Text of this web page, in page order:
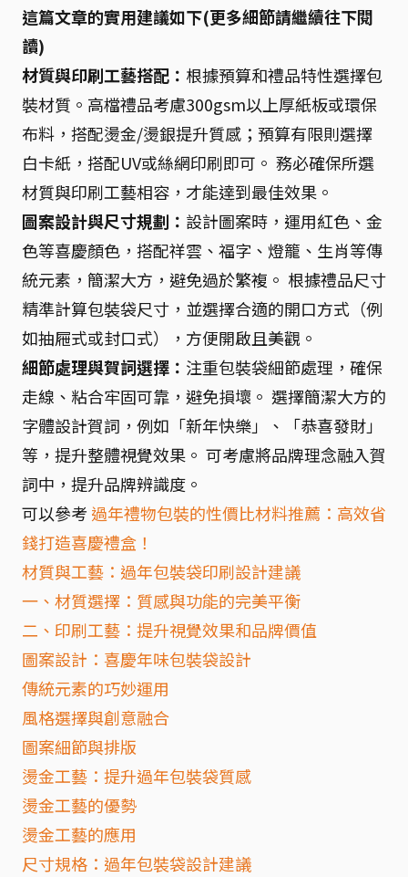
這篇文章的實用建議如下(更多細節請繼續往下閱
讀)
材質與印刷工藝搭配： 根據預算和禮品特性選擇包
裝材質。高檔禮品考慮300gsm以上厚紙板或環保
布料，搭配燙金/燙銀提升質感；預算有限則選擇
白卡紙，搭配UV或絲網印刷即可。 務必確保所選
材質與印刷工藝相容，才能達到最佳效果。
圖案設計與尺寸規劃： 設計圖案時，運用紅色、金
色等喜慶顏色，搭配祥雲、福字、燈籠、生肖等傳
統元素，簡潔大方，避免過於繁複。 根據禮品尺寸
精準計算包裝袋尺寸，並選擇合適的開口方式（例
如抽屜式或封口式），方便開啟且美觀。
細節處理與賀詞選擇： 注重包裝袋細節處理，確保
走線、粘合牢固可靠，避免損壞。 選擇簡潔大方的
字體設計賀詞，例如「新年快樂」、「恭喜發財」
等，提升整體視覺效果。 可考慮將品牌理念融入賀
詞中，提升品牌辨識度。
可以參考 過年禮物包裝的性價比材料推薦：高效省
錢打造喜慶禮盒！
材質與工藝：過年包裝袋印刷設計建議
一、材質選擇：質感與功能的完美平衡
二、印刷工藝：提升視覺效果和品牌價值
圖案設計：喜慶年味包裝袋設計
傳統元素的巧妙運用
風格選擇與創意融合
圖案細節與排版
燙金工藝：提升過年包裝袋質感
燙金工藝的優勢
燙金工藝的應用
尺寸規格：過年包裝袋設計建議